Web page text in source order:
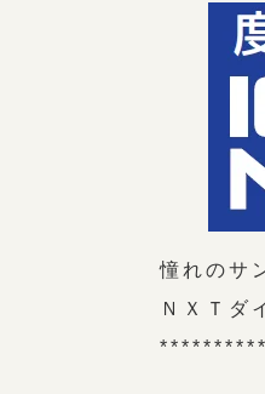
憧れのサ
ＮＸＴダ